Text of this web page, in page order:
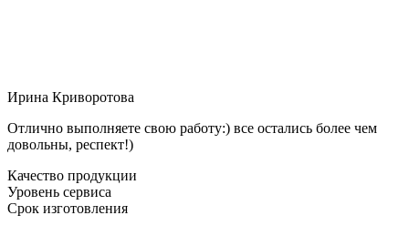
Ирина Криворотова
Отлично выполняете свою работу:) все остались более чем
довольны, респект!)
Качество продукции
Уровень сервиса
Срок изготовления